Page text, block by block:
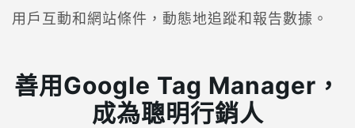
用戶互動和網站條件，動態地追蹤和報告數據。
善用Google Tag Manager，
成為聰明行銷人